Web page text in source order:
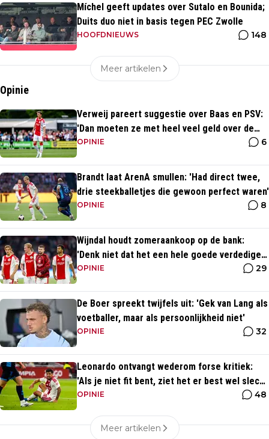
Míchel geeft updates over Sutalo en Bounida;
Duits duo niet in basis tegen PEC Zwolle
HOOFDNIEUWS 148
Meer artikelen
Opinie
Verweij pareert suggestie over Baas en PSV:
'Dan moeten ze met heel veel geld over de
brug komen'
OPINIE 6
Brandt laat ArenA smullen: 'Had direct twee,
drie steekballetjes die gewoon perfect waren'
OPINIE 8
Wijndal houdt zomeraankoop op de bank:
'Denk niet dat het een hele goede verdediger
is'
OPINIE 29
De Boer spreekt twijfels uit: 'Gek van Lang als
voetballer, maar als persoonlijkheid niet'
OPINIE 32
Leonardo ontvangt wederom forse kritiek:
'Als je niet fit bent, ziet het er best wel slecht
uit'
OPINIE 48
Meer artikelen